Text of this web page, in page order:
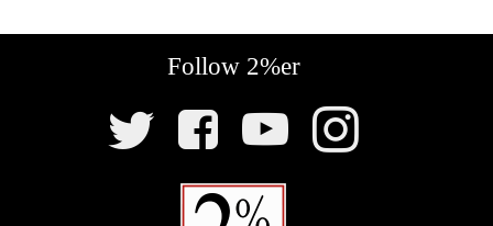
Follow 2%er